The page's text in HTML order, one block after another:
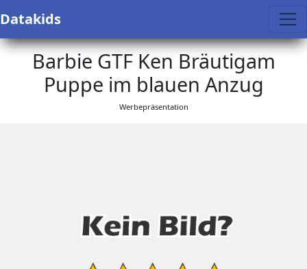
Datakids
Barbie GTF Ken Bräutigam
Puppe im blauen Anzug
Werbepräsentation